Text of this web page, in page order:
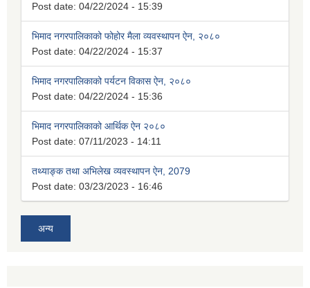
Post date: 04/22/2024 - 15:39
भिमाद नगरपालिकाको फोहोर मैला व्यवस्थापन ऐन, २०८०
Post date: 04/22/2024 - 15:37
भिमाद नगरपालिकाको पर्यटन विकास ऐन, २०८०
Post date: 04/22/2024 - 15:36
भिमाद नगरपालिकाको आर्थिक ऐन २०८०
Post date: 07/11/2023 - 14:11
तथ्याङ्क तथा अभिलेख व्यवस्थापन ऐन, 2079
Post date: 03/23/2023 - 16:46
अन्य